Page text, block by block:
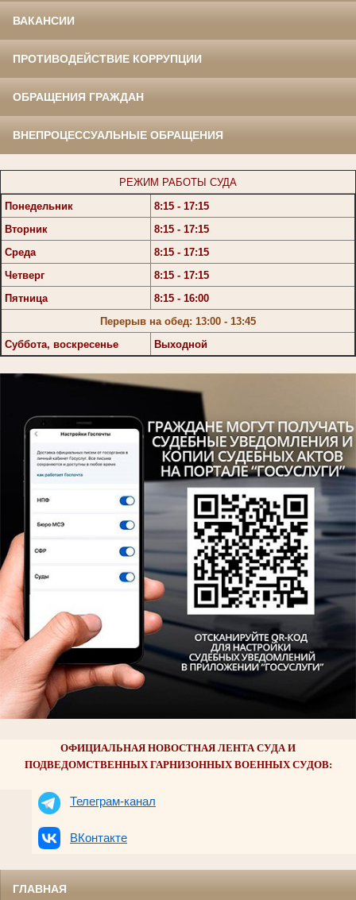
ВАКАНСИИ
ПРОТИВОДЕЙСТВИЕ КОРРУПЦИИ
ОБРАЩЕНИЯ ГРАЖДАН
ВНЕПРОЦЕССУАЛЬНЫЕ ОБРАЩЕНИЯ
РЕЖИМ РАБОТЫ СУДА
Понедельник
8:15 - 17:15
Вторник
8:15 - 17:15
Среда
8:15 - 17:15
Четверг
8:15 - 17:15
Пятница
8:15 - 16:00
Перерыв на обед: 13:00 - 13:45
Суббота, воскресенье
Выходной
ОФИЦИАЛЬНАЯ НОВОСТНАЯ ЛЕНТА СУДА И
ПОДВЕДОМСТВЕННЫХ ГАРНИЗОННЫХ ВОЕННЫХ СУДОВ:
Телеграм-канал
ВКонтакте
ГЛАВНАЯ